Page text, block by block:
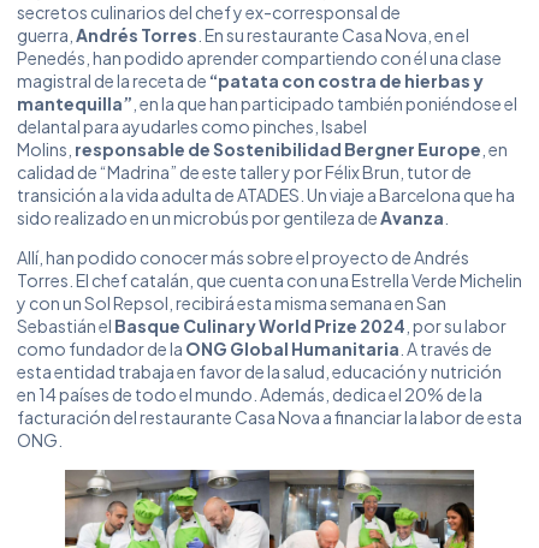
secretos culinarios del chef y ex-corresponsal de
guerra, Andrés Torres . En su restaurante Casa Nova, en el
Penedés, han podido aprender compartiendo con él una clase
magistral de la receta de “patata con costra de hierbas y
mantequilla” , en la que han participado también poniéndose el
delantal para ayudarles como pinches, Isabel
Molins, responsable de Sostenibilidad Bergner Europe , en
calidad de “Madrina” de este taller y por Félix Brun, tutor de
transición a la vida adulta de ATADES. Un viaje a Barcelona que ha
sido realizado en un microbús por gentileza deAvanza
Allí, han podido conocer más sobre el proyecto de Andrés
Torres. El chef catalán, que cuenta con una Estrella Verde Michelin
y con un Sol Repsol, recibirá esta misma semana en San
Sebastián el Basque Culinary World Prize 2024 , por su labor
como fundador de la ONG Global Humanitaria . A través de
esta entidad trabaja en favor de la salud, educación y nutrición
en 14 países de todo el mundo. Además, dedica el 20% de la
facturación del restaurante Casa Nova a financiar la labor de esta
ONG.